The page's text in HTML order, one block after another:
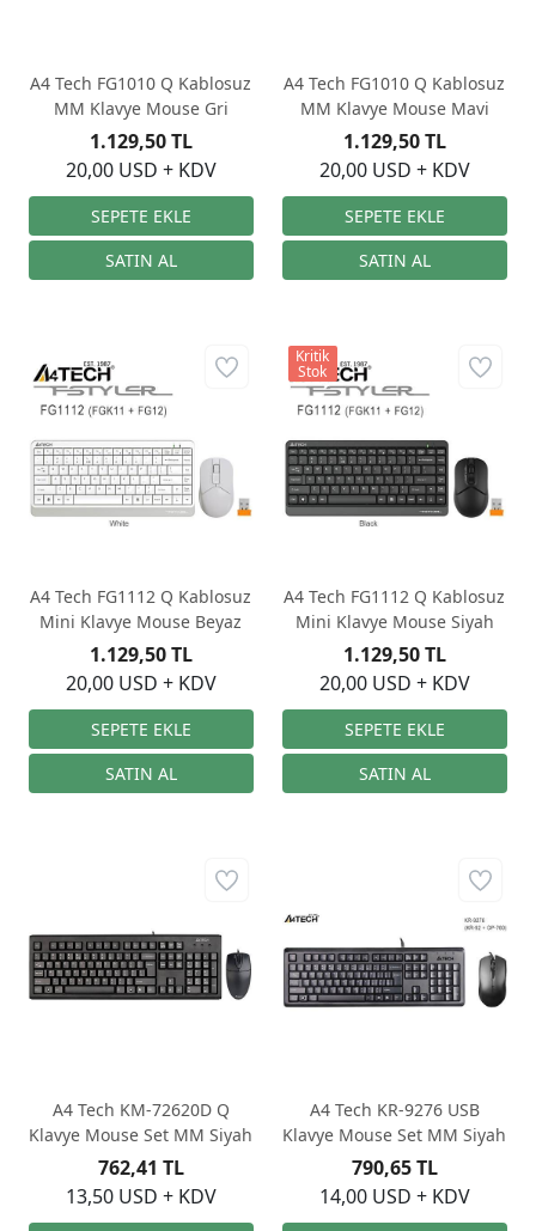
A4 Tech FG1010 Q Kablosuz
MM Klavye Mouse Gri
20,00 USD + KDV
1.129,50 TL
A4 Tech FG1010 Q Kablosuz
MM Klavye Mouse Mavi
20,00 USD + KDV
1.129,50 TL
A4 Tech FG1112 Q Kablosuz
Mini Klavye Mouse Beyaz
20,00 USD + KDV
1.129,50 TL
A4 Tech FG1112 Q Kablosuz
Mini Klavye Mouse Siyah
20,00 USD + KDV
1.129,50 TL
Kritik
Stok
A4 Tech KM-72620D Q
Klavye Mouse Set MM Siyah
13,50 USD + KDV
762,41 TL
A4 Tech KR-9276 USB
Klavye Mouse Set MM Siyah
14,00 USD + KDV
790,65 TL